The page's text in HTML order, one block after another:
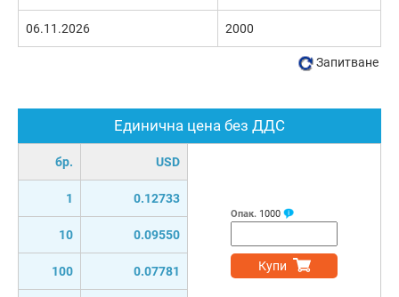
Единична цена без ДДС
бр. USD
1 0.12733
10 0.09550
100 0.07781
Опак. 1000
Купи
06.11.2026 2000
Запитване